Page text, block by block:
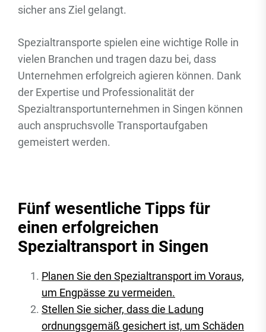
sicher ans Ziel gelangt.
Spezialtransporte spielen eine wichtige Rolle in
vielen Branchen und tragen dazu bei, dass
Unternehmen erfolgreich agieren können. Dank
der Expertise und Professionalität der
Spezialtransportunternehmen in Singen können
auch anspruchsvolle Transportaufgaben
gemeistert werden.
Fünf wesentliche Tipps für
einen erfolgreichen
Spezialtransport in Singen
Planen Sie den Spezialtransport im Voraus,
um Engpässe zu vermeiden.
Stellen Sie sicher, dass die Ladung
ordnungsgemäß gesichert ist, um Schäden